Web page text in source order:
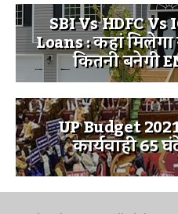
SBI Vs HDFC
Loans : कहां
कितनी बनेगी
UP Budget
कार्यवाही 65